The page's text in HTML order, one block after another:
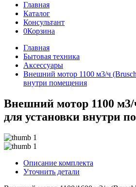
Главная
Каталог
Консультант
0Корзина
Главная
Бытовая техника
Аксессуары
Внешний мотор 1100 м3/ч
внутри помещения
Внешний мотор 1100 м3/
для установки внутри
Описание комплекта
Уточнить детали